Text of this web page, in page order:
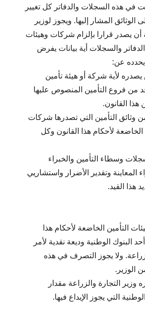
في هذه السجلات والدفاتر كل تغيير
الوثائق المشار إليها. ويجوز لوزير
أن يصدر قرارا بإلزام شركات وهيئات
والسجلات أية بيانات يفرض
عن:
لأية شركة أو هيئة تأمين
من فروع التأمين المنصوص عليها
وثائق التأمين التي تصدرها شركات
الخاضعة لأحكام هذا القانون وكل
وسطاء التأمين والخبراء
المعاينة وتقدير الأضرار واستشاريي
هذا القيد.
التأمين الخاضعة لأحكام هذا
البنوك الوطنية وديعة نقدية لأمر
ولا يجوز التصرف في هذه
الوزير.
وزير التجارة والزراعة مقدار
التي يجوز الإيداع فيها.